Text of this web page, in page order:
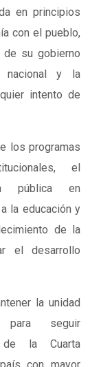
en principios
con el pueblo,
su gobierno
nacional y la
intento de
los programas
el
pública en
la educación y
de la
el desarrollo
la unidad
para seguir
de la Cuarta